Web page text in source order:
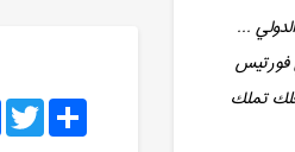
Share
...
فورتيس
تملك